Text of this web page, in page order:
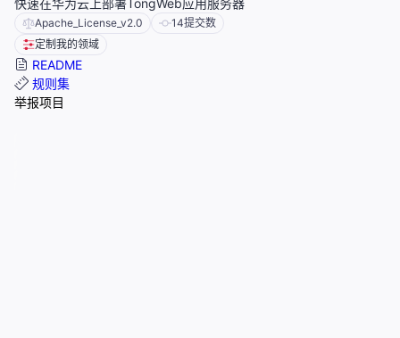
Apache_License_v2.0 14提交数
定制我的领域
README
规则集
举报项目